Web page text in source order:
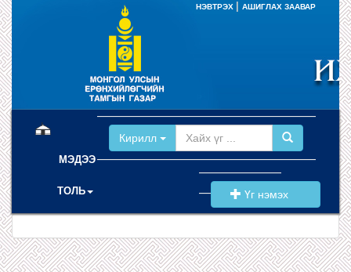
НЭВТРЭХ АШИГЛАХ ЗААВАР
МЭДЭЭ
ТОЛЬ
Кирилл
Үг нэмэх